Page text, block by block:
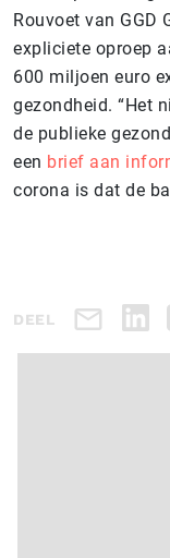
Rouvoet van GGD
expliciete oproep
600 miljoen euro
gezondheid. “Het
de publieke
een brief aan
corona is dat de
DEEL